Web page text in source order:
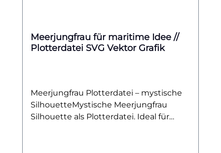
Meerjungfrau für maritime Idee //
Plotterdatei SVG Vektor Grafik
Meerjungfrau Plotterdatei – mystische
SilhouetteMystische Meerjungfrau
Silhouette als Plotterdatei. Ideal für